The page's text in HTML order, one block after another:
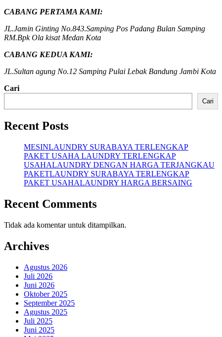
CABANG PERTAMA KAMI:
JL.Jamin Ginting No.843.Samping Pos Padang Bulan Samping
RM.Bpk Ola kisat Medan Kota
CABANG KEDUA KAMI:
JL.Sultan agung No.12 Samping Pulai Lebak Bandung Jambi Kota
Cari
Cari
Recent Posts
MESINLAUNDRY SURABAYA TERLENGKAP
PAKET USAHA LAUNDRY TERLENGKAP
USAHALAUNDRY DENGAN HARGA TERJANGKAU
PAKETLAUNDRY SURABAYA TERLENGKAP
PAKET USAHALAUNDRY HARGA BERSAING
Recent Comments
Tidak ada komentar untuk ditampilkan.
Archives
Agustus 2026
Juli 2026
Juni 2026
Oktober 2025
September 2025
Agustus 2025
Juli 2025
Juni 2025